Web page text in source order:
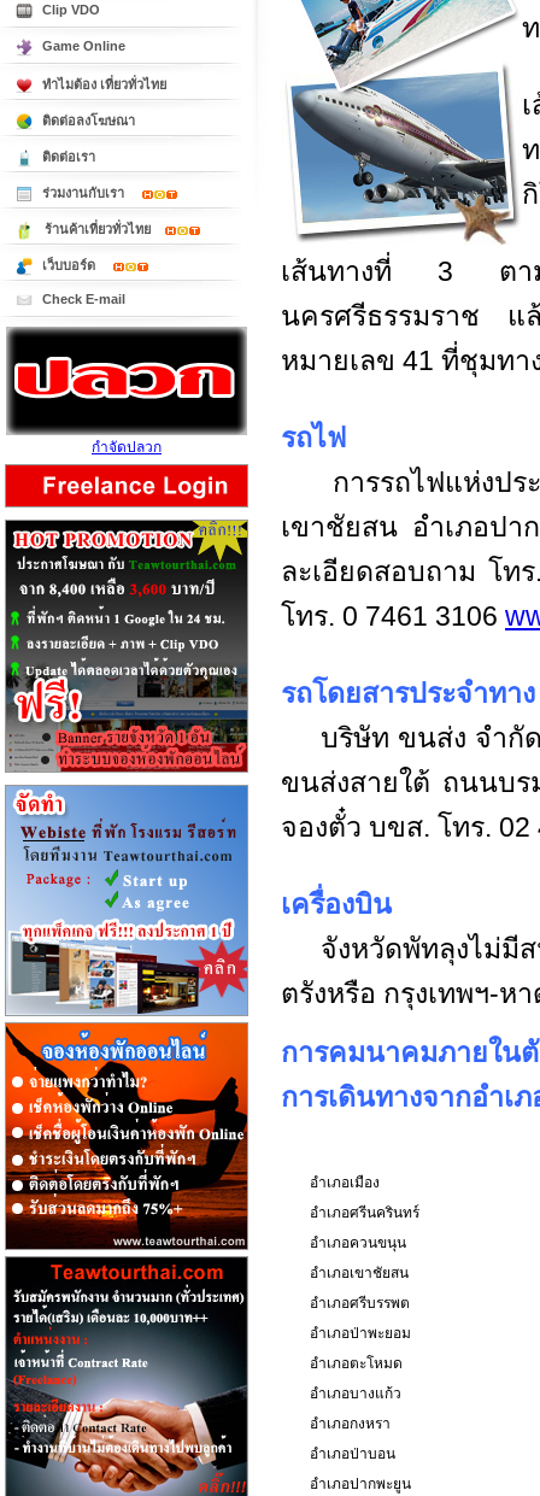
เส้นทางที่ 3 ตา
นครศรีธรรมราช แ
หมายเลข 41 ที่ชุมทา
รถไฟ
การรถไฟแห่งประ
เขาชัยสน อำเภอปา
ละเอียดสอบถาม โท
โทร. 0 7461 3106
รถโดยสารประจำทาง
บริษัท ขนส่ง จำกัด
ขนส่งสายใต้ ถนนบร
จองตั๋ว บขส. โทร.
เครื่องบิน
จังหวัดพัทลุงไม่มีส
ตรังหรือ กรุงเทพฯ-ห
การคมนาคมภายใน
การเดินทางจากอำเ
อำเภอเมือง
อำเภอศรีนครินทร์
อำเภอควนขนุน
อำเภอเขาชัยสน
อำเภอศรีบรรพต
อำเภอป่าพะยอม
อำเภอตะโหมด
อำเภอบางแก้ว
อำเภอกงหรา
อำเภอป่าบอน
อำเภอปากพะยูน
Clip VDO
Game Online
ทำไมต้อง เที่ยวทั่วไทย
ติดต่อลงโฆษณา
ติดต่อเรา
ร่วมงานกับเรา
ร้านค้าเที่ยวทั่วไทย
เว็บบอร์ด
Check E-mail
กำจัดปลวก